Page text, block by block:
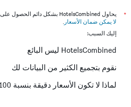
*
يحاول HotelsCombined بشكل دائم الحصول على الأسعار الدقيقة، ولكن
لا يمكن ضمان الأسعار .
إليك السبب:
HotelsCombined ليس البائع
نقوم بتجميع الكثير من البيانات لك
لماذا لا تكون الأسعار دقيقة بنسبة 100٪؟